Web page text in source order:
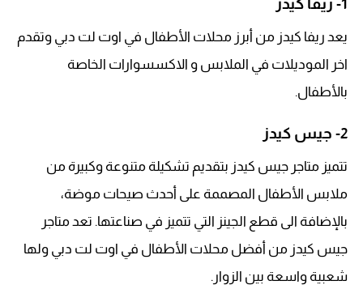
1- ريفا كيدز
يعد ريفا كيدز من أبرز محلات الأطفال في اوت لت دبي وتقدم
اخر الموديلات في الملابس و الاكسسوارات الخاصة
بالأطفال.
2- جيس كيدز
تتميز متاجر جيس كيدز بتقديم تشكيلة متنوعة وكبيرة من
ملابس الأطفال المصممة على أحدث صيحات موضة،
بالإضافة الى قطع الجينز التي تتميز في صناعتها. تعد متاجر
جيس كيدز من أفضل محلات الأطفال في اوت لت دبي ولها
شعبية واسعة بين الزوار.